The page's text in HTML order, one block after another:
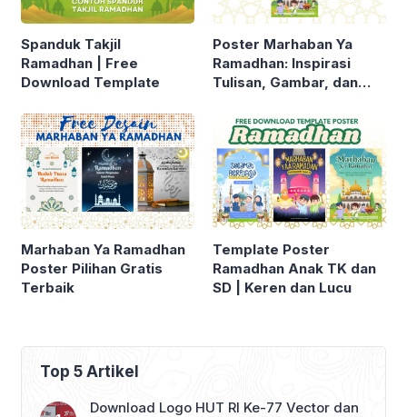
Spanduk Takjil
Ramadhan | Free
Download Template
Poster Marhaban Ya
Ramadhan: Inspirasi
Tulisan, Gambar, dan
Bulan Suci 2025
Marhaban Ya Ramadhan
Poster Pilihan Gratis
Terbaik
Template Poster
Ramadhan Anak TK dan
SD | Keren dan Lucu
Top 5 Artikel
Download Logo HUT RI Ke-77 Vector dan